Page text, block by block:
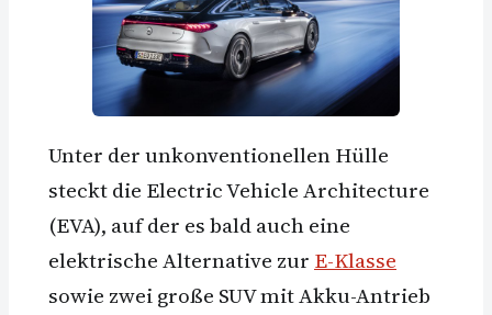
Unter der unkonventionellen Hülle
steckt die Electric Vehicle Architecture
(EVA), auf der es bald auch eine
elektrische Alternative zur E-Klasse
sowie zwei große SUV mit Akku-Antrieb